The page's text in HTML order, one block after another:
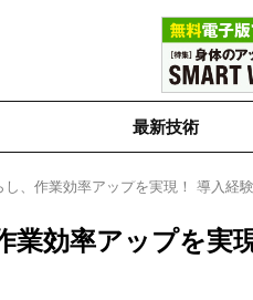
最新技術
し、作業効率アップを実現！ 導入経
業効率アップを実